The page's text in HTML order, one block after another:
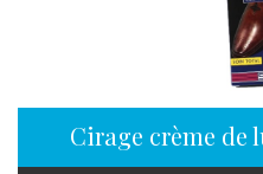
Cirage crème de